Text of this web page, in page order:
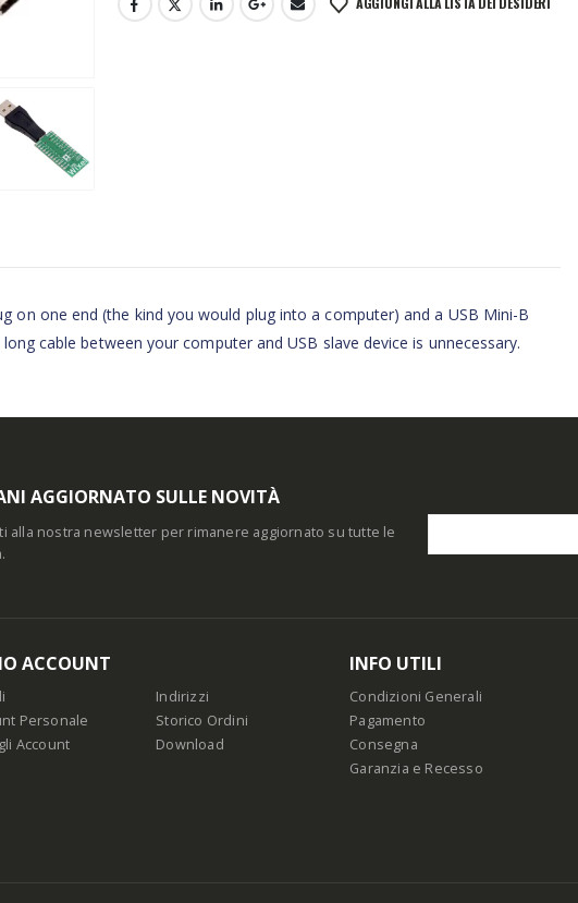
on one end (the kind you would plug into a computer) and a USB Mini-B
cable between your computer and USB slave device is unnecessary.
AGGIORNATO SULLE NOVITÀ
alla nostra newsletter per rimanere aggiornato su tutte le
ACCOUNT
Personale
Account
Indirizzi
Storico Ordini
Download
INFO UTILI
Condizioni Generali
Pagamento
Consegna
Garanzia e Recesso